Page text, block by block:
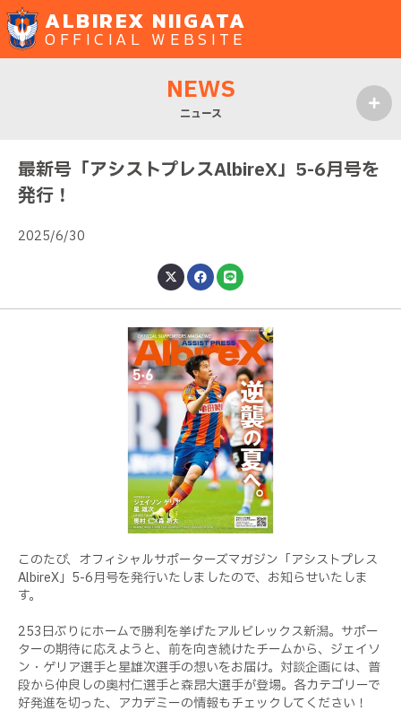
ALBIREX NIIGATA
OFFICIAL WEBSITE
NEWS
ニュース
最新号「アシストプレスAlbireX」5-6月号を
発行！
2025/6/30
このたび、オフィシャルサポーターズマガジン「アシストプレス
AlbireX」5-6月号を発行いたしましたので、お知らせいたしま
す。
253日ぶりにホームで勝利を挙げたアルビレックス新潟。サポー
ターの期待に応えようと、前を向き続けたチームから、ジェイソ
ン・ゲリア選手と星雄次選手の想いをお届け。対談企画には、普
段から仲良しの奥村仁選手と森昂大選手が登場。各カテゴリーで
好発進を切った、アカデミーの情報もチェックしてください！